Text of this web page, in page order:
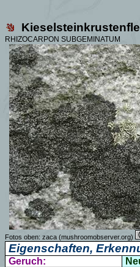
RHIZOCARPON SUBGEMINATUM
Fotos oben: zaca (mushroomobserver.org)
Eigenschaften,
Geruch: